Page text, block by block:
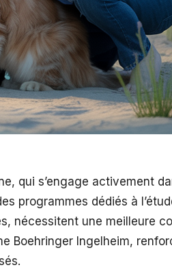
qui s’engage activement
programmes dédiés à
nécessitent une meilleure
Boehringer Ingelheim,